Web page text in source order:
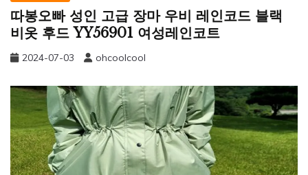
따봉오빠 성인 고급 장마 우비 레인코드 블랙
비옷 후드 YY56901 여성레인코트
2024-07-03 ohcoolcool